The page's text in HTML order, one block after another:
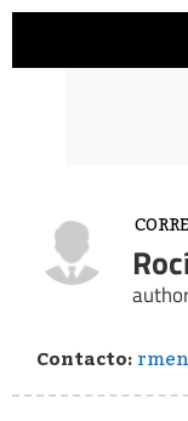
Contacto: